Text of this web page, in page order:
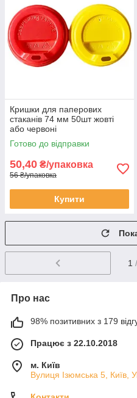
Кришки для паперових
стаканів 74 мм 50шт жовті
або червоні
Готово до відправки
50,40 ₴/упаковка
56 ₴/упаковка
Купити
1
Про нас
98% позитивних з 179
Працює з 22.10.2018
м. Київ
Вулиця Ізюмська 5, Київ,